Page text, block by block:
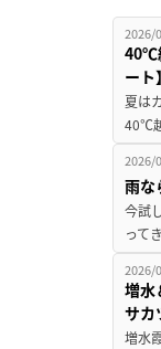
2026/
40℃
ート】
夏は
40℃
2026/
雨な
今試
って
2026/
増水
サカ
増水